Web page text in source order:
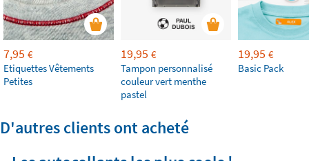
7,95 €
Etiquettes Vêtements
Petites
19,95 €
Tampon personnalisé
couleur vert menthe
pastel
19,95 €
Basic Pack
D'autres clients ont acheté